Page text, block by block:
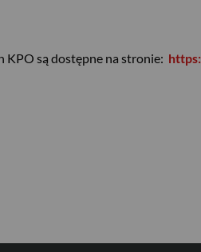
są dostępne na stronie: